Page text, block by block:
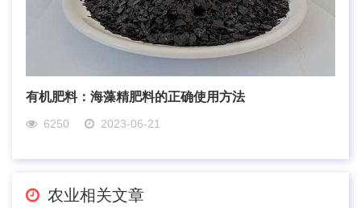
有机肥料：海藻精肥料的正确使用方法
6250 2023-06-21
农业相关文章